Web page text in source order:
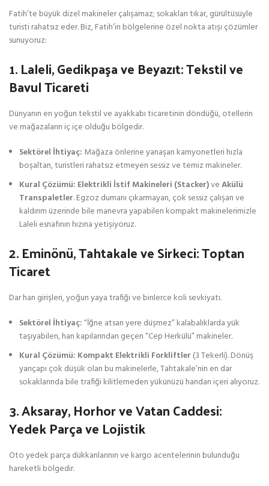
Fatih’te büyük dizel makineler çalışamaz; sokakları tıkar, gürültüsüyle
turisti rahatsız eder. Biz, Fatih’in bölgelerine özel nokta atışı çözümler
sunuyoruz:
1. Laleli, Gedikpaşa ve Beyazıt: Tekstil ve
Bavul Ticareti
Dünyanın en yoğun tekstil ve ayakkabı ticaretinin döndüğü, otellerin
ve mağazaların iç içe olduğu bölgedir.
Sektörel İhtiyaç: Mağaza önlerine yanaşan kamyonetleri hızla
boşaltan, turistleri rahatsız etmeyen sessiz ve temiz makineler.
Kural Çözümü: Elektrikli İstif Makineleri (Stacker)veAkülü
Transpaletler. Egzoz dumanı çıkarmayan, çok sessiz çalışan ve
kaldırım üzerinde bile manevra yapabilen kompakt makinelerimizle
Laleli esnafının hızına yetişiyoruz.
2. Eminönü, Tahtakale ve Sirkeci: Toptan
Ticaret
Dar han girişleri, yoğun yaya trafiği ve binlerce koli sevkiyatı.
Sektörel İhtiyaç:“İğne atsan yere düşmez” kalabalıklarda yük
taşıyabilen, han kapılarından geçen “Cep Herkülü” makineler.
Kural Çözümü: Kompakt Elektrikli Forkliftler (3 Tekerli). Dönüş
yarıçapı çok düşük olan bu makinelerle, Tahtakale’nin en dar
sokaklarında bile trafiği kilitlemeden yükünüzü handan içeri alıyoruz.
3. Aksaray, Horhor ve Vatan Caddesi:
Yedek Parça ve Lojistik
Oto yedek parça dükkanlarının ve kargo acentelerinin bulunduğu
hareketli bölgedir.